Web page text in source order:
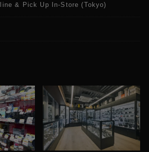
& Pick Up In-Store (Tokyo)